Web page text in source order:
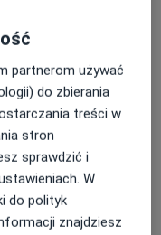
Umów wizytę
Umów wizytę
partnerom używać
do zbierania
treści w
stron
sprawdzić i
W
do polityk
znajdziesz